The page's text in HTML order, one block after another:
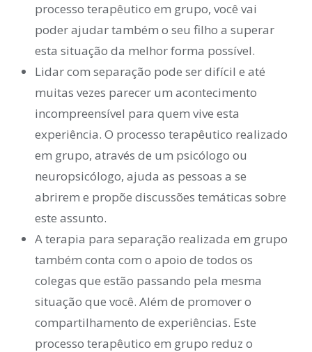
processo terapêutico em grupo, você vai
poder ajudar também o seu filho a superar
esta situação da melhor forma possível.
Lidar com separação pode ser difícil e até
muitas vezes parecer um acontecimento
incompreensível para quem vive esta
experiência. O processo terapêutico realizado
em grupo, através de um psicólogo ou
neuropsicólogo, ajuda as pessoas a se
abrirem e propõe discussões temáticas sobre
este assunto.
A terapia para separação realizada em grupo
também conta com o apoio de todos os
colegas que estão passando pela mesma
situação que você. Além de promover o
compartilhamento de experiências. Este
processo terapêutico em grupo reduz o